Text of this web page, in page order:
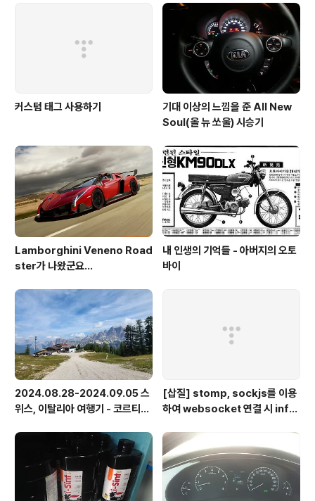
정하게 되는데 그런 느낌으로 만든 듯 싶다. 다만 명시적으
커스텀 태그 사용하기
기대 이상의 느낌을 준 All New
Soul(올 뉴 쏘울) 시승기
Lamborghini Veneno Road
ster가 나왔군요...
내 인생의 기억들 - 아버지의 오토
바이
2024.08.28-2024.09.05 스
위스, 이탈리아 여행기 - 코르티나
스
[삽질] stomp, sockjs를 이용
하여 websocket 연결 시 info